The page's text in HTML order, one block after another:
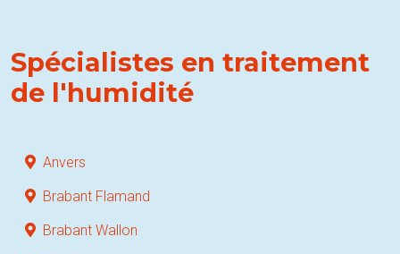
Spécialistes en traitement
de l'humidité
Anvers
Brabant Flamand
Brabant Wallon